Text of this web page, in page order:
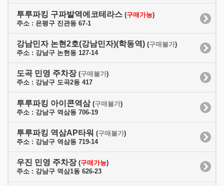
투루파킹 구파발역에코테라스 (구매가능)
주소 : 은평구 진관동 67-1
강남민자 논현2호(강남민자)(학동역) (구매불가)
주소 : 강남구 논현동 127-14
도곡 민영 주차장 (구매불가)
주소 : 강남구 도곡2동 417
투루파킹 아이콘역삼 (구매불가)
주소 : 강남구 역삼동 706-19
투루파킹 역삼AP타워 (구매불가)
주소 : 강남구 역삼동 719-14
우진 민영 주차장 (구매가능)
주소 : 강남구 역삼1동 626-23